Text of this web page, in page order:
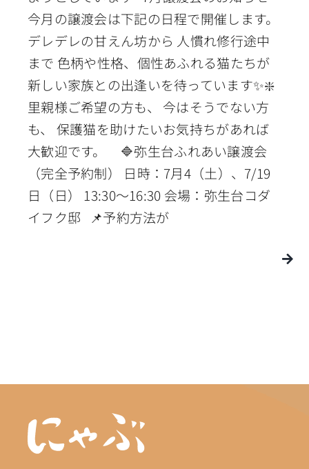
今月の譲渡会は下記の日程で開催します。
デレデレの甘えん坊から 人慣れ修行途中
まで 色柄や性格、個性あふれる猫たちが
新しい家族との出逢いを待っています✨❇️
里親様ご希望の方も、 今はそうでない方
も、 保護猫を助けたいお気持ちがあれば
大歓迎です。 🔷弥生台ふれあい譲渡会
（完全予約制） 日時：7月4（土）、7/19
日（日） 13:30〜16:30 会場：弥生台コダ
イフク邸 📌予約方法が